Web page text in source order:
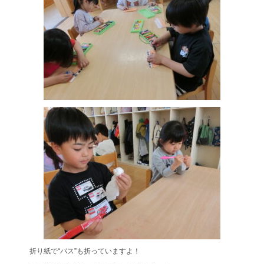
折り紙で“バス”も折っていますよ！